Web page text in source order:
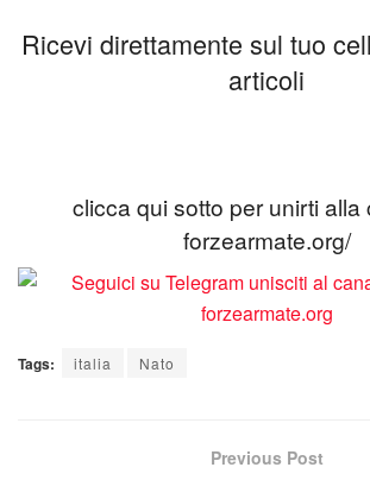
Ricevi direttamente sul tuo
articoli
clicca qui sotto per unirti alla
forzearmate.org/
Tags: italia Nato
Previous Post